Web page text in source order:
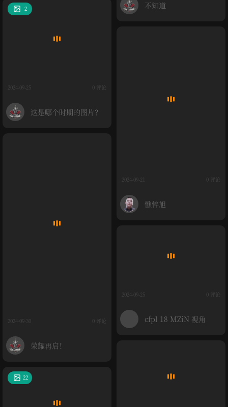
不知道
2
2024-09-25 0 评论
这是哪个时期的图片？
2024-09-21 0 评论
憔悴旭
2024-09-30 0 评论
荣耀再启！
2024-09-25 0 评论
cfpl 18 MZiN 视角
22